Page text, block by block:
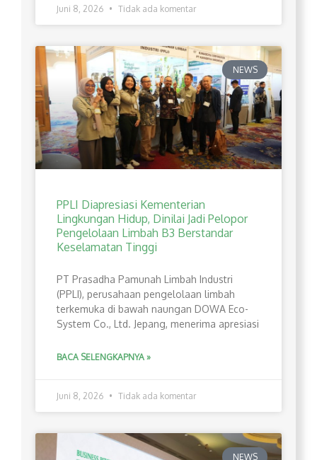
Juni 8, 2026 Tidak ada komentar
NEWS
PPLI Diapresiasi Kementerian
Lingkungan Hidup, Dinilai Jadi Pelopor
Pengelolaan Limbah B3 Berstandar
Keselamatan Tinggi
PT Prasadha Pamunah Limbah Industri
(PPLI), perusahaan pengelolaan limbah
terkemuka di bawah naungan DOWA Eco-
System Co., Ltd. Jepang, menerima apresiasi
BACA SELENGKAPNYA »
Juni 8, 2026 Tidak ada komentar
NEWS